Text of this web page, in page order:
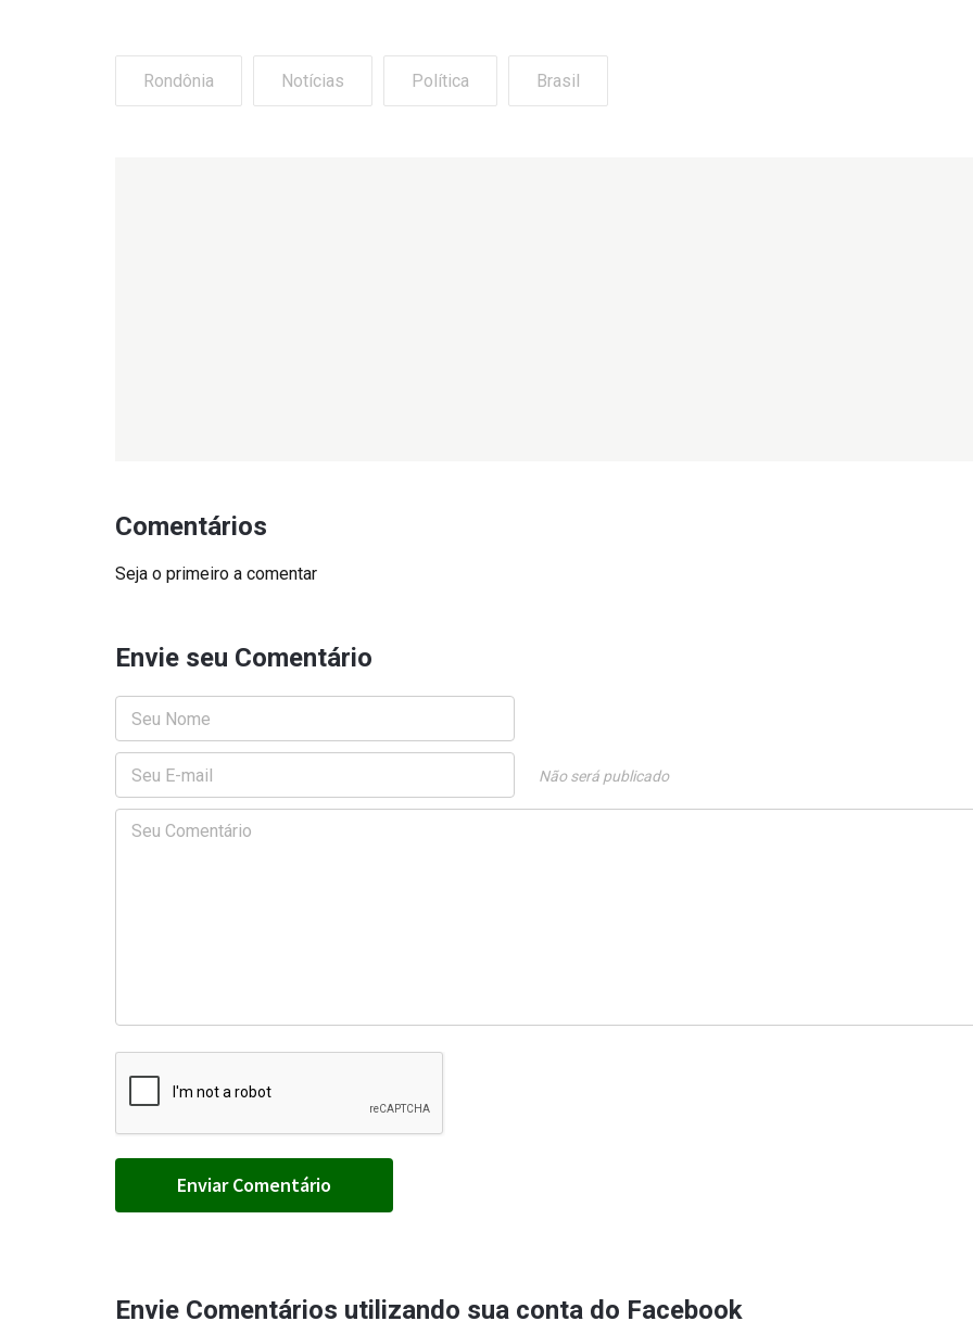
Rondônia Notícias Política Brasil
Comentários
Seja o primeiro a comentar
Envie seu Comentário
Não será publicado
Envie Comentários utilizando sua conta do Facebook